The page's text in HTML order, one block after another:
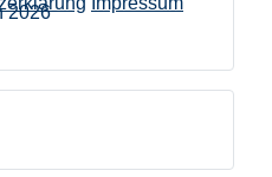
2026